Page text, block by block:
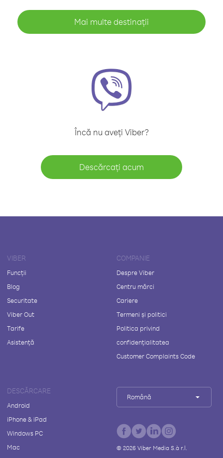
Mai multe destinații
Încă nu aveți Viber?
Descărcați acum
VIBER
Funcții
Blog
Securitate
Viber Out
Tarife
Asistență
COMPANIE
Despre Viber
Centru mărci
Cariere
Termeni și politici
Politica privind
confidențialitatea
Customer Complaints Code
DESCĂRCARE
Android
iPhone & iPad
Windows PC
Mac
Română
© 2026Viber Media S.à r.l.